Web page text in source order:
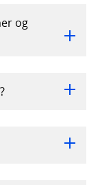
og